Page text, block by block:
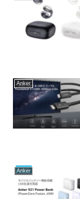
Anker
Anker